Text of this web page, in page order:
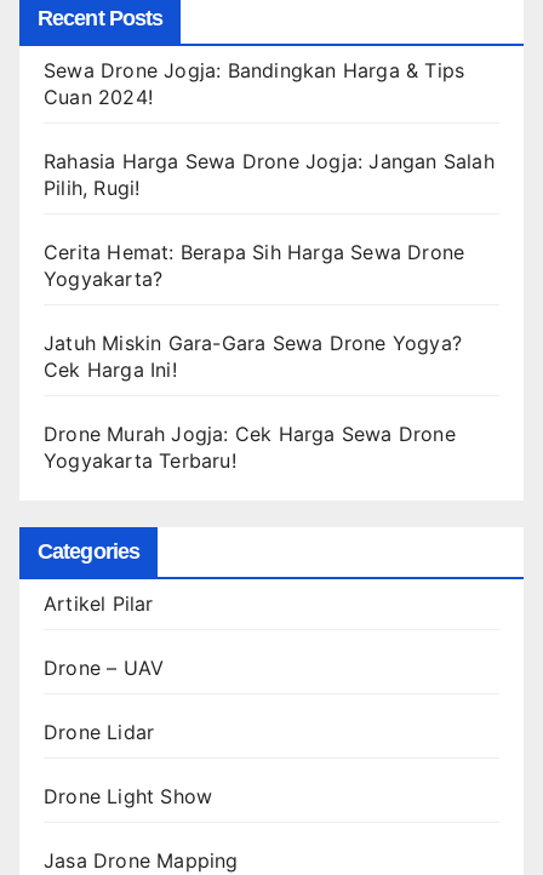
Recent Posts
Sewa Drone Jogja: Bandingkan Harga & Tips
Cuan 2024!
Rahasia Harga Sewa Drone Jogja: Jangan Salah
Pilih, Rugi!
Cerita Hemat: Berapa Sih Harga Sewa Drone
Yogyakarta?
Jatuh Miskin Gara-Gara Sewa Drone Yogya?
Cek Harga Ini!
Drone Murah Jogja: Cek Harga Sewa Drone
Yogyakarta Terbaru!
Categories
Artikel Pilar
Drone – UAV
Drone Lidar
Drone Light Show
Jasa Drone Mapping